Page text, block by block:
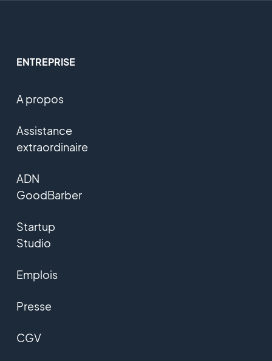
ENTREPRISE
A propos
Assistance
extraordinaire
ADN
GoodBarber
Startup
Studio
Emplois
Presse
CGV